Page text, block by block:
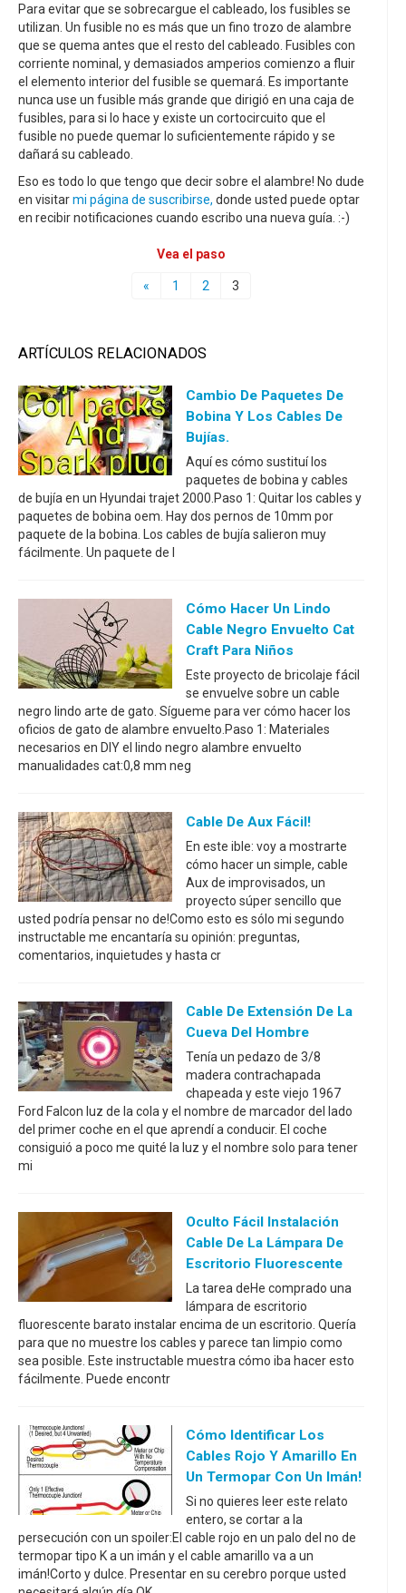
Para evitar que se sobrecargue el cableado, los fusibles se
utilizan. Un fusible no es más que un fino trozo de alambre
que se quema antes que el resto del cableado. Fusibles con
corriente nominal, y demasiados amperios comienzo a fluir
el elemento interior del fusible se quemará. Es importante
nunca use un fusible más grande que dirigió en una caja de
fusibles, para si lo hace y existe un cortocircuito que el
fusible no puede quemar lo suficientemente rápido y se
dañará su cableado.
Eso es todo lo que tengo que decir sobre el alambre! No dude
en visitarmi página de suscribirse, donde usted puede optar
en recibir notificaciones cuando escribo una nueva guía. :-)
Vea el paso
« 1 2 3
ARTÍCULOS RELACIONADOS
Cambio De Paquetes De
Bobina Y Los Cables De
Bujías.
Aquí es cómo sustituí los
paquetes de bobina y cables
de bujía en un Hyundai trajet 2000.Paso 1: Quitar los cables y
paquetes de bobina oem. Hay dos pernos de 10mm por
paquete de la bobina. Los cables de bujía salieron muy
fácilmente. Un paquete de l
Cómo Hacer Un Lindo
Cable Negro Envuelto Cat
Craft Para Niños
Este proyecto de bricolaje fácil
se envuelve sobre un cable
negro lindo arte de gato. Sígueme para ver cómo hacer los
oficios de gato de alambre envuelto.Paso 1: Materiales
necesarios en DIY el lindo negro alambre envuelto
manualidades cat:0,8 mm neg
Cable De Aux Fácil!
En este ible: voy a mostrarte
cómo hacer un simple, cable
Aux de improvisados, un
proyecto súper sencillo que
usted podría pensar no de!Como esto es sólo mi segundo
instructable me encantaría su opinión: preguntas,
comentarios, inquietudes y hasta cr
Cable De Extensión De La
Cueva Del Hombre
Tenía un pedazo de 3/8
madera contrachapada
chapeada y este viejo 1967
Ford Falcon luz de la cola y el nombre de marcador del lado
del primer coche en el que aprendí a conducir. El coche
consiguió a poco me quité la luz y el nombre solo para tener
mi
Oculto Fácil Instalación
Cable De La Lámpara De
Escritorio Fluorescente
La tarea deHe comprado una
lámpara de escritorio
fluorescente barato instalar encima de un escritorio. Quería
para que no muestre los cables y parece tan limpio como
sea posible. Este instructable muestra cómo iba hacer esto
fácilmente. Puede encontr
Cómo Identificar Los
Cables Rojo Y Amarillo En
Un Termopar Con Un Imán!
Si no quieres leer este relato
entero, se cortar a la
persecución con un spoiler:El cable rojo en un palo del no de
termopar tipo K a un imán y el cable amarillo va a un
imán!Corto y dulce. Presentar en su cerebro porque usted